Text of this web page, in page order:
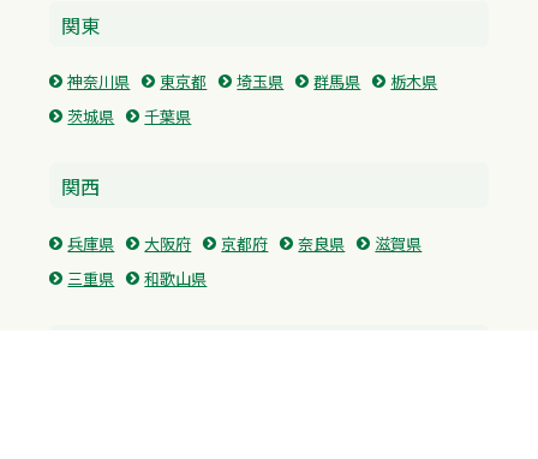
関東
神奈川県 東京都 埼玉県 群馬県
栃木県
茨城県
千葉県
関西
兵庫県 大阪府 京都府 奈良県
滋賀県
三重県
和歌山県